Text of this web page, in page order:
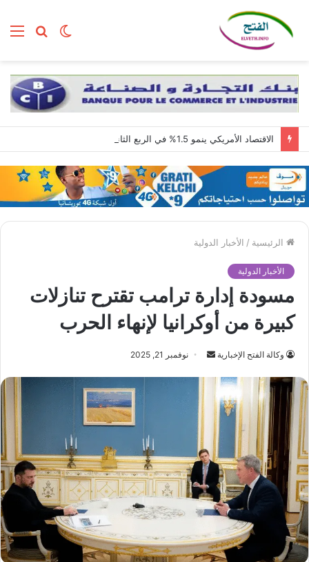
بحث الوضع
الرئيسية / الأخبار الدولية
الأخبار الدولية
مسودة إدارة ترامب تقترح تنازلات
كبيرة من أوكرانيا لإنهاء الحرب
وكالة الفتح الإخبارية
أرسل
إلكترونيا
نوفمبر 21, 2025